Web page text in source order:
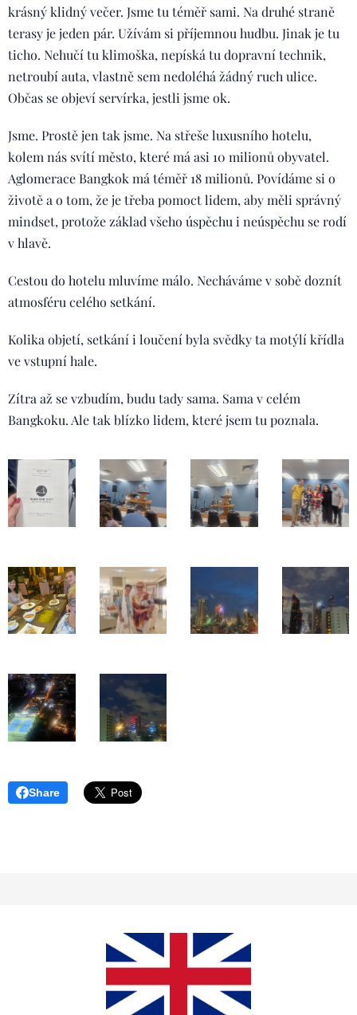
krásný klidný večer. Jsme tu téměř sami. Na druhé straně
terasy je jeden pár. Užívám si příjemnou hudbu. Jinak je tu
ticho. Nehučí tu klimoška, nepíská tu dopravní technik,
netroubí auta, vlastně sem nedoléhá žádný ruch ulice.
Občas se objeví servírka, jestli jsme ok.
Jsme. Prostě jen tak jsme. Na střeše luxusního hotelu,
kolem nás svítí město, které má asi 10 milionů obyvatel.
Aglomerace Bangkok má téměř 18 milionů. Povídáme si o
životě a o tom, že je třeba pomoct lidem, aby měli správný
mindset, protože základ všeho úspěchu i neúspěchu se rodí
v hlavě.
Cestou do hotelu mluvíme málo. Necháváme v sobě doznít
atmosféru celého setkání.
Kolika objetí, setkání i loučení byla svědky ta motýlí křídla
ve vstupní hale.
Zítra až se vzbudím, budu tady sama. Sama v celém
Bangkoku. Ale tak blízko lidem, které jsem tu poznala.
Share